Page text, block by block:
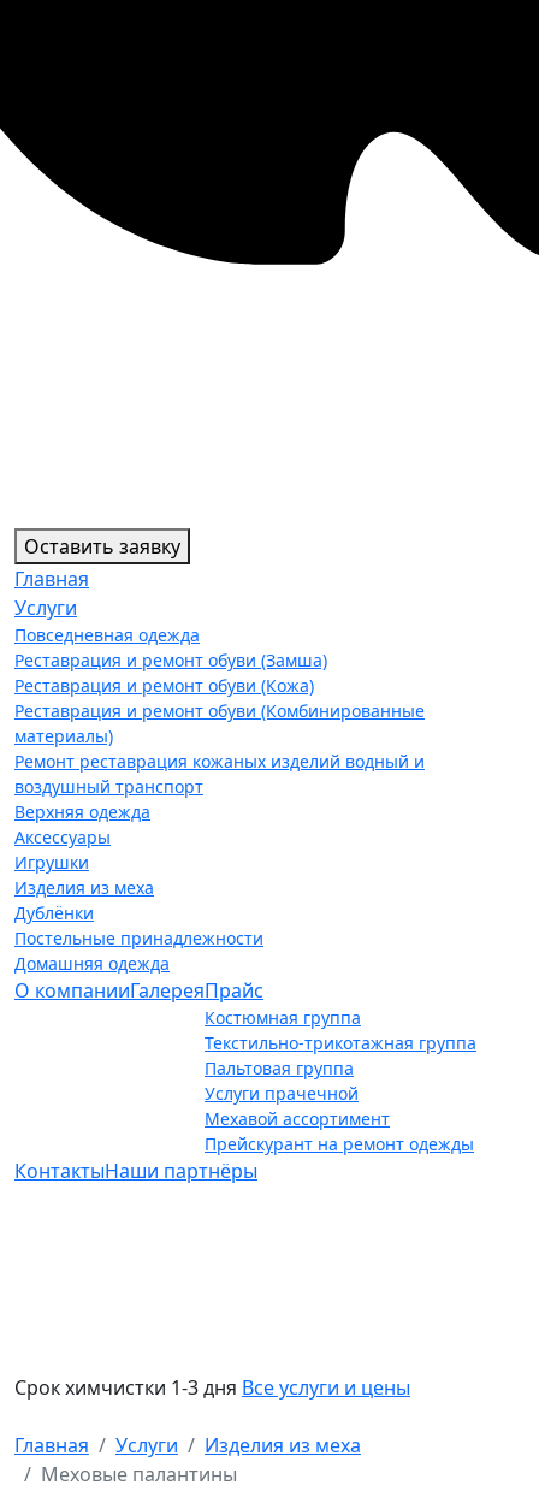
Оставить заявку
Главная
Услуги
Повседневная одежда
Реставрация и ремонт обуви (Замша)
Реставрация и ремонт обуви (Кожа)
Реставрация и ремонт обуви (Комбинированные
материалы)
Ремонт реставрация кожаных изделий водный и
воздушный транспорт
Верхняя одежда
Аксессуары
Игрушки
Изделия из меха
Дублёнки
Постельные принадлежности
Домашняя одежда
О компанииГалереяПрайс
Костюмная группа
Текстильно-трикотажная группа
Пальтовая группа
Услуги прачечной
Мехавой ассортимент
Прейскурант на ремонт одежды
КонтактыНаши партнёры
Срок химчистки 1-3 дня Все услуги и цены
Главная Услуги
Изделия из меха
Меховые палантины